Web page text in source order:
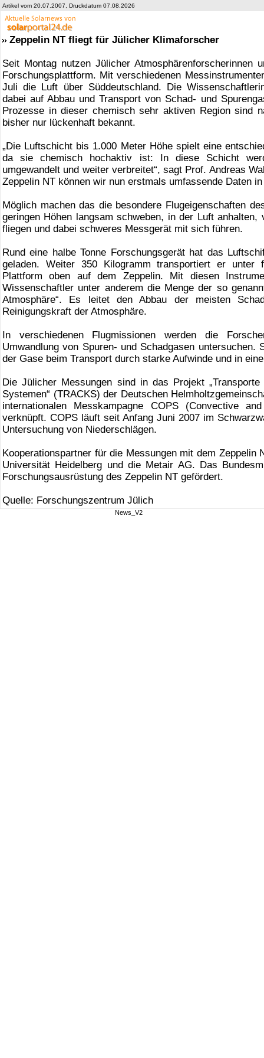
Artikel vom 20.07.2007, Druckdatum 07.08.2026
Zeppelin NT fliegt für Jülicher Klimaforscher
Seit Montag nutzen Jülicher
Forschungsplattform. Mit verschiedenen
Juli die Luft über Süddeutschland. Die
dabei auf Abbau und Transport von Schad- und
Prozesse in dieser chemisch sehr aktiven Region sind
bisher nur lückenhaft bekannt.
„Die Luftschicht bis 1.000 Meter Höhe spielt eine
da sie chemisch hochaktiv ist: In diese Schicht
umgewandelt und weiter verbreitet“, sagt Prof. Andreas
Zeppelin NT können wir nun erstmals umfassende Daten
Möglich machen das die besondere Flugeigenschaften
geringen Höhen langsam schweben, in der Luft
fliegen und dabei schweres Messgerät mit sich führen.
Rund eine halbe Tonne Forschungsgerät hat das
geladen. Weiter 350 Kilogramm transportiert er unter
Plattform oben auf dem Zeppelin. Mit diesen
Wissenschaftler unter anderem die Menge der so
Atmosphäre“. Es leitet den Abbau der meisten
Reinigungskraft der Atmosphäre.
In verschiedenen Flugmissionen werden die
Umwandlung von Spuren- und Schadgasen
der Gase beim Transport durch starke Aufwinde und in
Die Jülicher Messungen sind in das Projekt
Systemen“ (TRACKS) der Deutschen
internationalen Messkampagne COPS (Convective
verknüpft. COPS läuft seit Anfang Juni 2007 im
Untersuchung von Niederschlägen.
Kooperationspartner für die Messungen mit dem
Universität Heidelberg und die Metair AG. Das
Forschungsausrüstung des Zeppelin NT gefördert.
Quelle: Forschungszentrum Jülich
News_V2